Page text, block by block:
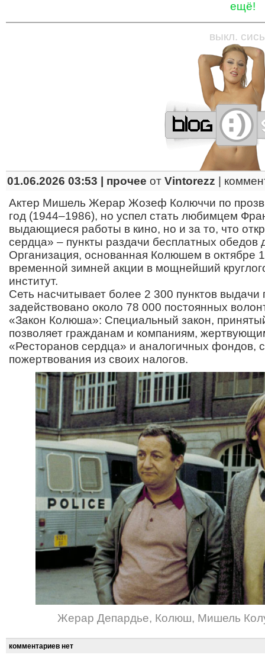
ещё!
—————————————————
выкл.
01.06.2026 03:53 | прочее от Vintorezz
Актер Мишель Жерар Жозеф Колюччи по
год (1944–1986), но успел стать любимцем
выдающиеся работы в кино, но и за то, что
сердца» – пункты раздачи бесплатных обедов
Организация, основанная Колюшем в октябре
временной зимней акции в мощнейший
институт.
Сеть насчитывает более 2 300 пунктов
задействовано около 78 000 постоянных
«Закон Колюша»: Специальный закон,
позволяет гражданам и компаниям,
«Ресторанов сердца» и аналогичных фондов,
пожертвования из своих налогов.
Жерар Депардье, Колюш, Мишель
комментариев нет